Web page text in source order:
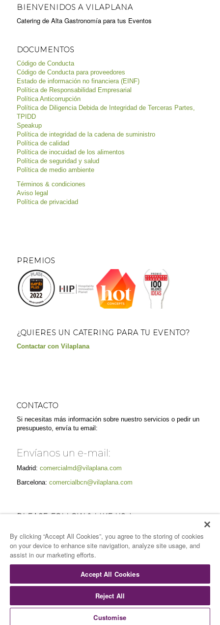
BIENVENIDOS A VILAPLANA
Catering de Alta Gastronomía para tus Eventos
DOCUMENTOS
Código de Conducta
Código de Conducta para proveedores
Estado de información no financiera (EINF)
Política de Responsabilidad Empresarial
Política Anticorrupción
Política de Diligencia Debida de Integridad de Terceras Partes,
TPIDD
Speakup
Política de integridad de la cadena de suministro
Política de calidad
Política de inocuidad de los alimentos
Política de seguridad y salud
Política de medio ambiente
Términos & condiciones
Aviso legal
Política de privacidad
PREMIOS
¿QUIERES UN CATERING PARA TU EVENTO?
Contactar con Vilaplana
CONTACTO
Si necesitas más información sobre nuestro servicios o pedir un
presupuesto, envía tu email:
Envíanos un e-mail:
Madrid: comercialmd@vilaplana.com
Barcelona: comercialbcn@vilaplana.com
PLEASE FOLLOW & LIKE US :)
Servicios
Contacto
By clicking “Accept All Cookies”, you agree to the storing of cookies
on your device to enhance site navigation, analyze site usage, and
assist in our marketing efforts.
Accept All Cookies
Reject All
Customise